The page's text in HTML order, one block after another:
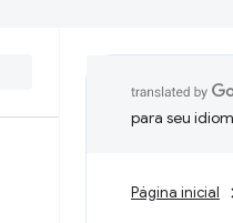
para seu
Página inicial